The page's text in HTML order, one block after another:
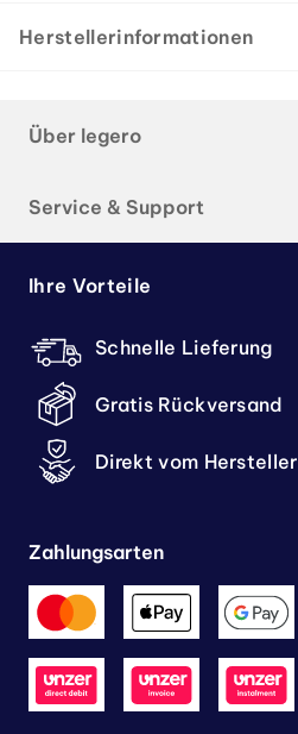
Herstellerinformationen
Über legero
Service & Support
Ihre Vorteile
Schnelle Lieferung
Gratis Rückversand
Direkt vom Hersteller
Zahlungsarten